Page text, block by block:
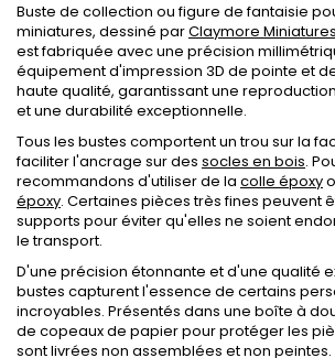
Buste de collection ou figure de fantaisie
miniatures, dessiné parClaymore Miniatures
est fabriquée avec une précision
équipement d'impression 3D de pointe et
haute qualité, garantissant une
et une durabilité exceptionnelle.
Tous les bustes comportent un trou sur la
faciliter l'ancrage sur des socles en bois.
recommandons d'utiliser de la colle époxy
époxy. Certaines pièces très fines peuvent
supports pour éviter qu'elles ne soient
le transport.
D'une précision étonnante et d'une qualité
bustes capturent l'essence de certains
incroyables. Présentés dans une boîte à
de copeaux de papier pour protéger les
sont livrées non assemblées et non